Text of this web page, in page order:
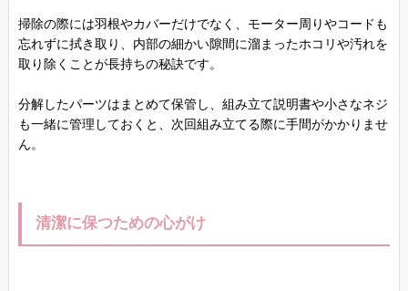
掃除の際には羽根やカバーだけでなく、モーター周りやコードも
忘れずに拭き取り、内部の細かい隙間に溜まったホコリや汚れを
取り除くことが長持ちの秘訣です。
分解したパーツはまとめて保管し、組み立て説明書や小さなネジ
も一緒に管理しておくと、次回組み立てる際に手間がかかりませ
ん。
清潔に保つための心がけ